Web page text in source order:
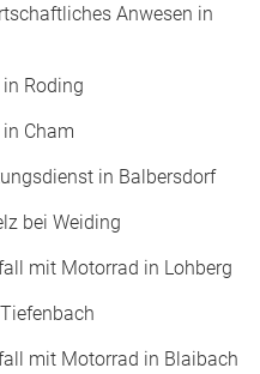
Anwesen in
Roding
Cham
in Balbersdorf
bei Weiding
mit Motorrad in Lohberg
mit Motorrad in Blaibach